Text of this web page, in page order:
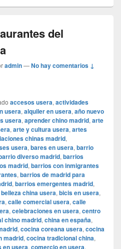
del
admin—No hay comentarios ↓
accesos usera, actividades
usera, alquiler en usera, año nuevo
usera, aprender chino madrid, arte
, arte y cultura usera, artes
chinas madrid,
usera, bares en usera, barrio
diverso madrid, barrios
madrid, barrios con inmigrantes
, barrios de madrid para
, barrios emergentes madrid,
belleza china usera, bicis en usera,
, calle comercial usera, calle
, celebraciones en usera, centro
chino madrid, china en españa,
, cocina coreana usera, cocina
madrid, cocina tradicional china,
en usera, comercio en usera,